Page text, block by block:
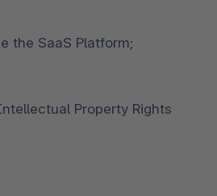
the SaaS Platform;
Property Rights